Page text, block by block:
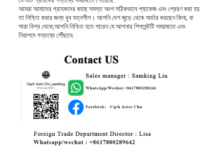
আমরা আমাদের গ্রাহকদের কাছে সমস্ত অংশ সঠিকভাবে প্যাকেজ এবং প্রেরণ করা হয়
তা নিশ্চিত করার জন্য খুব যত্নশীল। আপনি দেশ জুড়ে থেকে অর্ডার করছেন কিনা, বা
সারা বিশ্ব থেকে,আপনি নিশ্চিত হতে পারেন যে আপনার শিপমেন্টটি সময়মতো এবং
নিরাপদে গন্তব্যে পৌঁছাবে.